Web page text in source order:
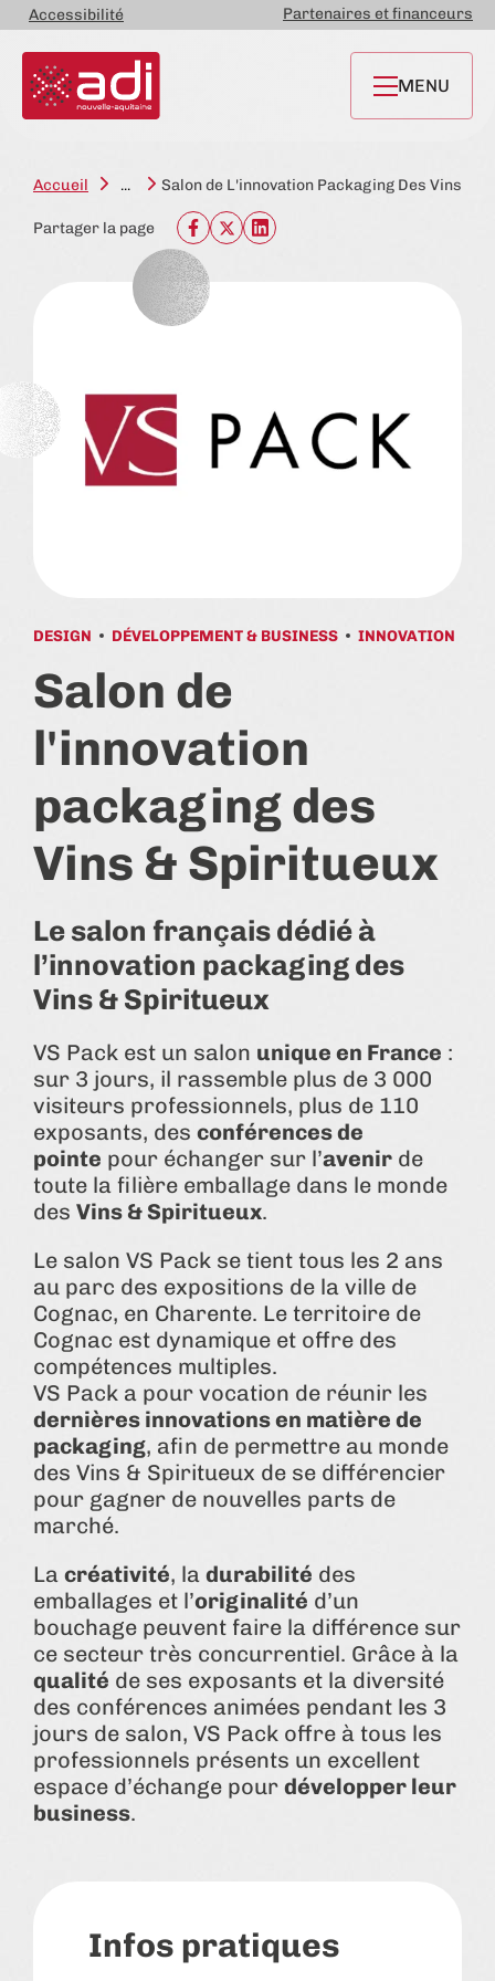
Accessibilité Partenaires et financeurs
MENU
Accueil ... Salon de L'innovation Packaging Des Vins &
Partager la page
DESIGN DÉVELOPPEMENT & BUSINESS INNOVATION
Salon de
l'innovation
packaging des
Vins & Spiritueux
Le salon français dédié à
l’innovation packaging des
Vins & Spiritueux
VS Pack est un salon unique en France :
sur 3 jours, il rassemble plus de 3 000
visiteurs professionnels, plus de 110
exposants, des conférences de
pointe pour échanger sur l’avenir de
toute la filière emballage dans le monde
des Vins & Spiritueux.
Le salon VS Pack se tient tous les 2 ans
au parc des expositions de la ville de
Cognac, en Charente. Le territoire de
Cognac est dynamique et offre des
compétences multiples.
VS Pack a pour vocation de réunir les
dernières innovations en matière de
packaging, afin de permettre au monde
des Vins & Spiritueux de se différencier
pour gagner de nouvelles parts de
marché.
La créativité, la durabilité des
emballages et l’originalité d’un
bouchage peuvent faire la différence sur
ce secteur très concurrentiel. Grâce à la
qualité de ses exposants et la diversité
des conférences animées pendant les 3
jours de salon, VS Pack offre à tous les
professionnels présents un excellent
espace d’échange pour développer leur
business.
Infos pratiques